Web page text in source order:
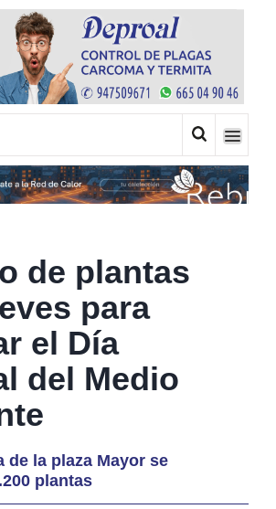
de plantas
para
el Día
del Medio
de la plaza Mayor se
plantas